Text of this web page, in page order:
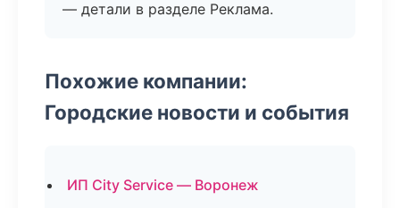
— детали в разделе Реклама.
Похожие компании:
Городские новости и события
ИП City Service — Воронеж